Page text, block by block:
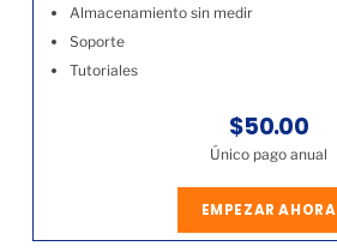
Almacenamiento sin medir
Soporte
Tutoriales
$50.00
Único pago anual
EMPEZAR AHORA